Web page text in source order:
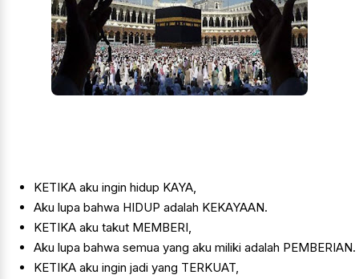
KETIKA aku ingin hidup KAYA,
Aku lupa bahwa HIDUP adalah KEKAYAAN.
KETIKA aku takut MEMBERI,
Aku lupa bahwa semua yang aku miliki adalah PEMBERIAN.
KETIKA aku ingin jadi yang TERKUAT,